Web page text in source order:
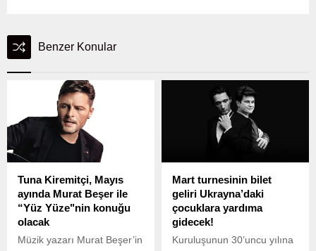
Benzer Konular
Tuna Kiremitçi, Mayıs
ayında Murat Beşer ile
“Yüz Yüze"nin konuğu
olacak
Müzik yazarı Murat Beşer’in
Mart turnesinin bilet
geliri Ukrayna’daki
çocuklara yardıma
gidecek!
Kuruluşunun 30’uncu yılına